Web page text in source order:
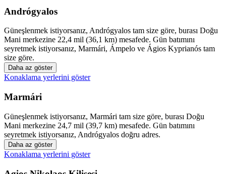
Andrógyalos
Güneşlenmek istiyorsanız, Andrógyalos tam size göre, burası Doğu
Mani merkezine 22,4 mil (36,1 km) mesafede. Gün batımını
seyretmek istiyorsanız, Marmári, Ámpelo ve Ágios Kyprianós tam
size göre.
Daha az göster
Konaklama yerlerini göster
Marmári
Güneşlenmek istiyorsanız, Marmári tam size göre, burası Doğu
Mani merkezine 24,7 mil (39,7 km) mesafede. Gün batımını
seyretmek istiyorsanız, Andrógyalos doğru adres.
Daha az göster
Konaklama yerlerini göster